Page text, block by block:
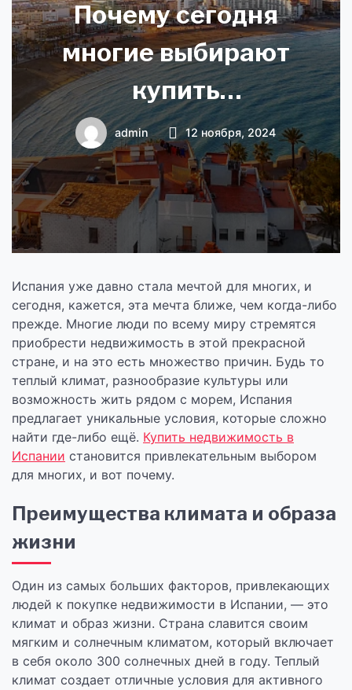
Почему сегодня
многие выбирают
купить
недвижимость в
Испании
admin 12 ноября, 2024
Испания уже давно стала мечтой для многих, и
сегодня, кажется, эта мечта ближе, чем когда-либо
прежде. Многие люди по всему миру стремятся
приобрести недвижимость в этой прекрасной
стране, и на это есть множество причин. Будь то
теплый климат, разнообразие культуры или
возможность жить рядом с морем, Испания
предлагает уникальные условия, которые сложно
найти где-либо ещё. Купить недвижимость в
Испании становится привлекательным выбором
для многих, и вот почему.
Преимущества климата и образа
жизни
Один из самых больших факторов, привлекающих
людей к покупке недвижимости в Испании, — это
климат и образ жизни. Страна славится своим
мягким и солнечным климатом, который включает
в себя около 300 солнечных дней в году. Теплый
климат создает отличные условия для активного